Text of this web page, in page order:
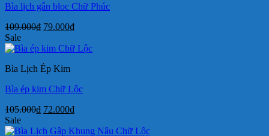
Bìa lịch gắn bloc Chữ Phúc
109.000₫ Giá
là:
79.000₫Giá
tại
Sale
Bìa Lịch Ép Kim
Bìa ép kim Chữ Lộc
105.000₫ Giá
là:
72.000₫Giá
tại
Sale